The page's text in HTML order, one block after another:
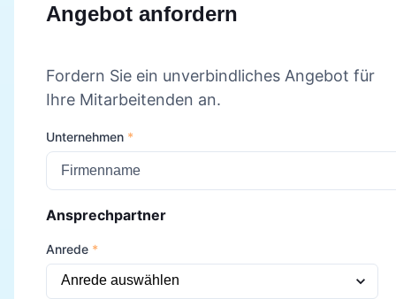
Angebot anfordern
Fordern Sie ein unverbindliches Angebot für
Ihre Mitarbeitenden an.
Unternehmen *
Ansprechpartner
Anrede *